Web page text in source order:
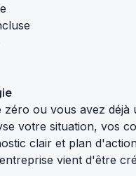
zéro ou vous avez déjà
votre situation, vos
clair et plan
vient d'être